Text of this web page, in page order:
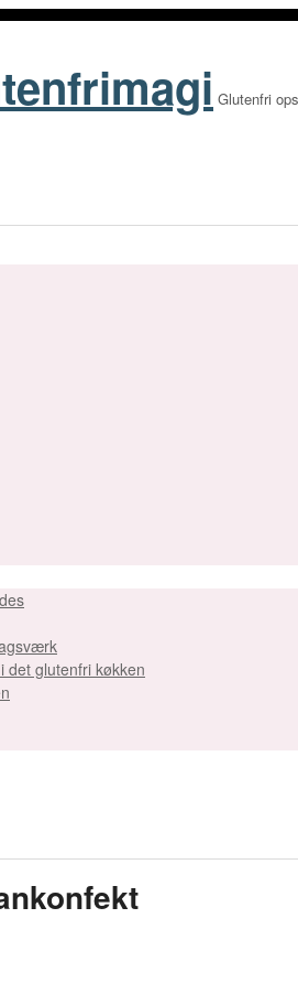
Glutenfri
det glutenfri køkken